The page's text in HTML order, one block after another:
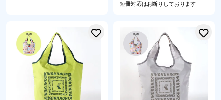
短冊対応はお断りしております